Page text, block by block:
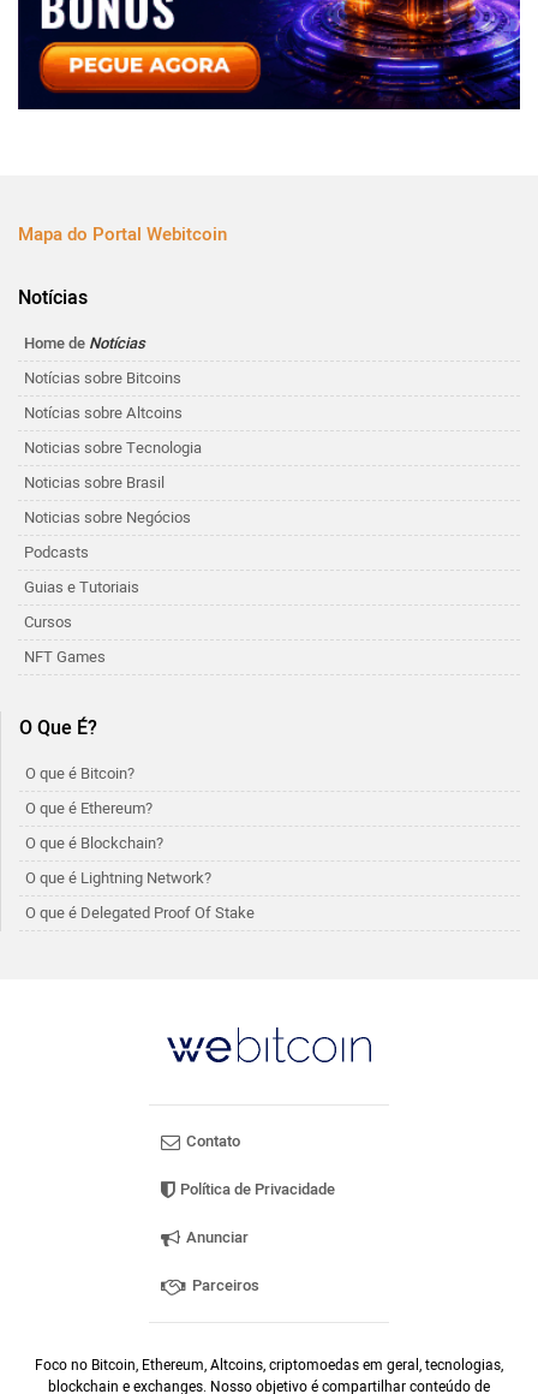
Mapa do Portal Webitcoin
Notícias
Home de Notícias
Notícias sobre Bitcoins
Notícias sobre Altcoins
Noticias sobre Tecnologia
Noticias sobre Brasil
Noticias sobre Negócios
Podcasts
Guias e Tutoriais
Cursos
NFT Games
O Que É?
O que é Bitcoin?
O que é Ethereum?
O que é Blockchain?
O que é Lightning Network?
O que é Delegated Proof Of Stake
Contato
Política de Privacidade
Anunciar
Parceiros
Foco no Bitcoin, Ethereum, Altcoins, criptomoedas em geral, tecnologias,
blockchain e exchanges. Nosso objetivo é compartilhar conteúdo de